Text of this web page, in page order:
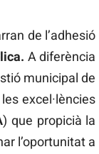
de l’adhesió
A diferència
municipal de
excel·lències
) que propicià la
l’oportunitat a